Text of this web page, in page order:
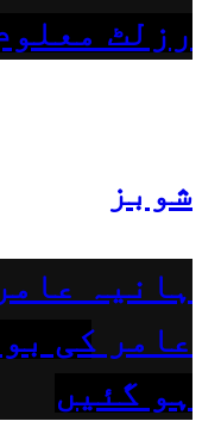
رزلٹ
شوبز
ہانیہ
عامر کی
ہو گئیں